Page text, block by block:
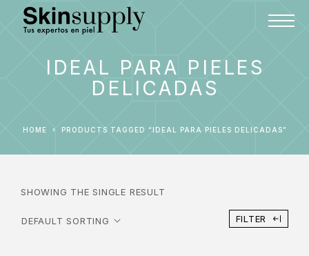
IDEAL PARA PIELES
DELICADAS
HOME PRODUCTS TAGGED “IDEAL PARA PIELES DELICADAS”
SHOWING THE SINGLE RESULT
FILTER